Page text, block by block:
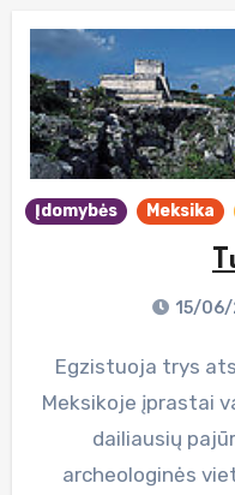
Įdomybės Meksika
15/06/
Egzistuoja trys atskiros zonos to, ką žmonės
Meksikoje įprastai
dailiausių
archeologinės